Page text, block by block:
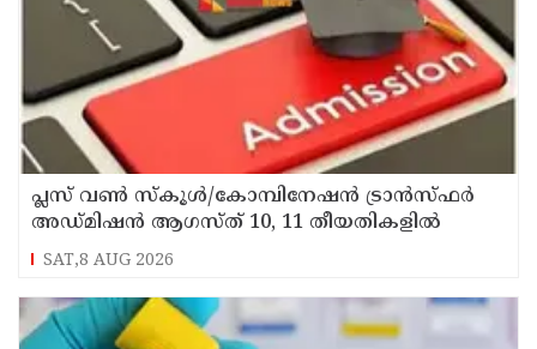
പ്ലസ് വൺ സ്‌കൂൾ/കോമ്പിനേഷൻ ട്രാൻസ്ഫർ
അഡ്മിഷൻ ആഗസ്ത് 10, 11 തീയതികളിൽ
SAT,8 AUG 2026